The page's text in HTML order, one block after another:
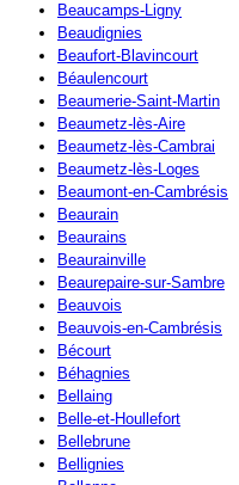
Beaucamps-Ligny
Beaudignies
Beaufort-Blavincourt
Béaulencourt
Beaumerie-Saint-Martin
Beaumetz-lès-Aire
Beaumetz-lès-Cambrai
Beaumetz-lès-Loges
Beaumont-en-Cambrésis
Beaurain
Beaurains
Beaurainville
Beaurepaire-sur-Sambre
Beauvois
Beauvois-en-Cambrésis
Bécourt
Béhagnies
Bellaing
Belle-et-Houllefort
Bellebrune
Bellignies